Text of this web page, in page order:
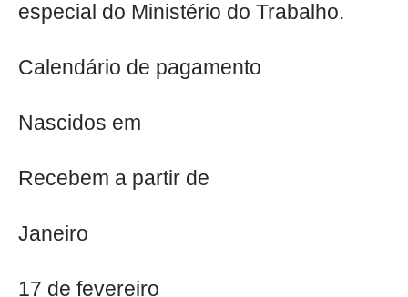
especial do Ministério do Trabalho.
Calendário de pagamento
Nascidos em
Recebem a partir de
Janeiro
17 de fevereiro